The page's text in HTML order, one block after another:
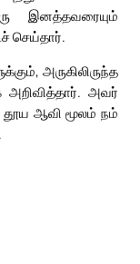
இனத்தவரையும்
செய்தார்.
அருகிலிருந்த
அவர்
ஆவி மூலம் நம்